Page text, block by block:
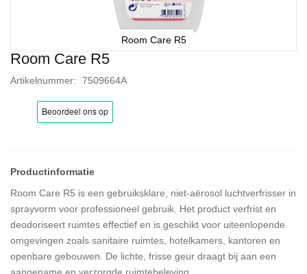
Room Care R5
Artikelnummer 7509664A
Room Care R5 is een gebruiksklare, niet-aërosol luchtverfrisser in
sprayvorm voor professioneel gebruik. Het product verfrist en
deodoriseert ruimtes effectief en is geschikt voor uiteenlopende
omgevingen zoals sanitaire ruimtes, hotelkamers, kantoren en
openbare gebouwen. De lichte, frisse geur draagt bij aan een
Room Care R5
Ga
het